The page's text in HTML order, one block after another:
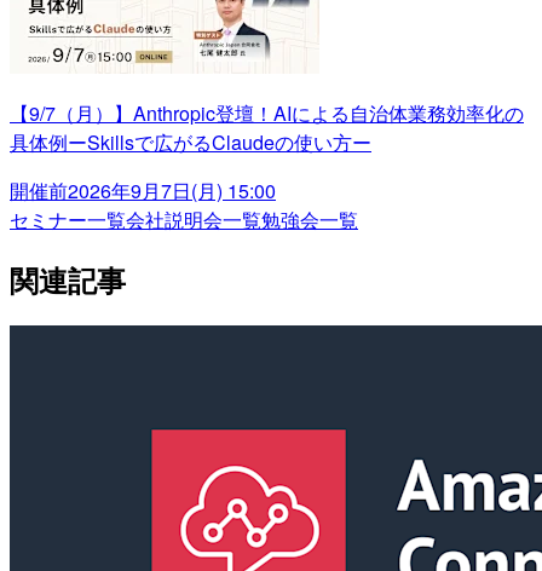
【9/7（月）】Anthropic登壇！AIによる自治体業務効率化の
具体例ーSkillsで広がるClaudeの使い方ー
開催前2026年9月7日(月) 15:00
セミナー一覧会社説明会一覧勉強会一覧
関連記事